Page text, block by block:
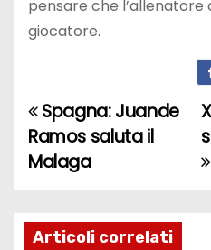
pensare che l’allenatore
giocatore.
N
a
i
Spagna: Juande
Ramos saluta il
Malaga
Articoli correlati